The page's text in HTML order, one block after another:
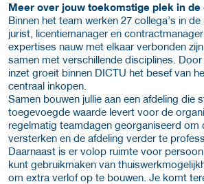
Meer over jouw toekomstige plek in
Binnen het team werken 27 collega’s in de
jurist, licentiemanager en
expertises nauw met elkaar verbonden
samen met verschillende disciplines. Door
inzet groeit binnen DICTU het besef van
centraal inkopen.
Samen bouwen jullie aan een afdeling die
toegevoegde waarde levert voor de
regelmatig teamdagen georganiseerd om
versterken en de afdeling verder te
Daarnaast is er volop ruimte voor
kunt gebruikmaken van
om extra verlof op te bouwen. Je komt